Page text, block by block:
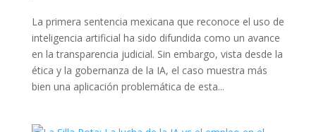
La primera sentencia mexicana que reconoce el uso de
inteligencia artificial ha sido difundida como un avance
en la transparencia judicial. Sin embargo, vista desde la
ética y la gobernanza de la IA, el caso muestra más
bien una aplicación problemática de esta...